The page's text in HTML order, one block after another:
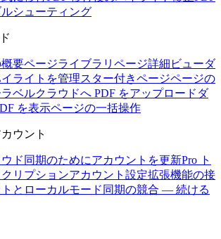
シューティング
要ページライブラリ ページ詳細ビューダ
ライトを管理スター付きページページの
ラベルクラウドへ PDF をアップロード ダ
を表示ページの一括操作
ウント
ウド同期のためにアカウントを更新Pro ト
リプションアカウント設定拡張機能の接
とローカルモード 同期の競合 — 続ける